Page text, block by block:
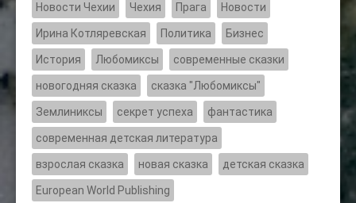
Новости Чехии Чехия Прага Новости
Ирина Котляревская Политика Бизнес
История Любомиксы современные сказки
новогодняя сказка сказка "Любомиксы"
Землиниксы секрет успеха фантастика
современная детская литература
взрослая сказка новая сказка детская сказка
European World Publishing